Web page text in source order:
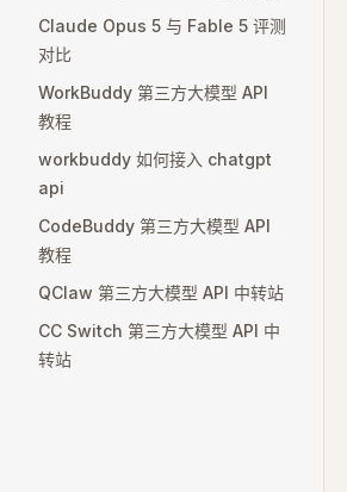
Claude Opus 5 与 Fable 5 评测
对比
WorkBuddy 第三方大模型 API
教程
workbuddy 如何接入 chatgpt
api
CodeBuddy 第三方大模型 API
教程
QClaw 第三方大模型 API 中转站
CC Switch 第三方大模型 API 中
转站